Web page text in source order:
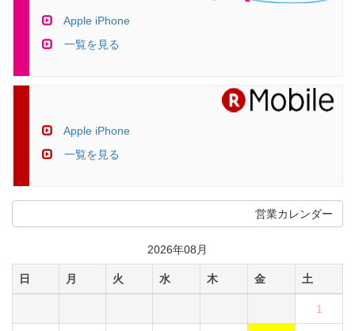
Apple iPhone
一覧を見る
Apple iPhone
一覧を見る
営業カレンダー
2026年08月
日 月 火 水 木 金 土
1